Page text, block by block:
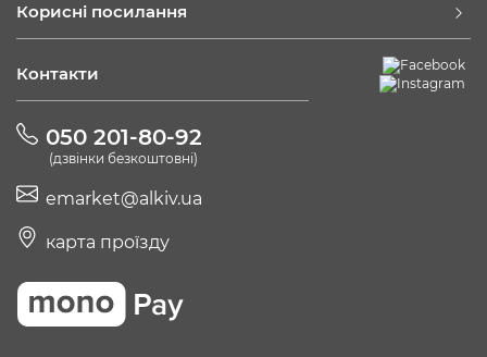
Корисні посилання
Контакти
050 201-80-92
(дзвінки безкоштовні)
emarket@alkiv.ua
карта проїзду